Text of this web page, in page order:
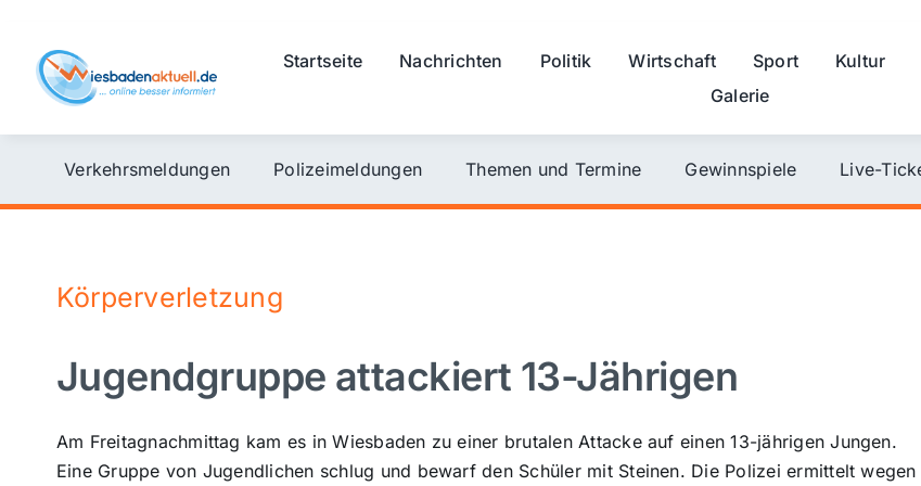
content
Startseite Nachrichten Politik Wirtschaft Sport Kultur
Galerie
Verkehrsmeldungen Polizeimeldungen Themen und Termine Gewinnspiele Live-
Körperverletzung
Jugendgruppe attackiert 13-Jährigen
Am Freitagnachmittag kam es in Wiesbaden zu einer brutalen Attacke auf einen 13-jährigen Jungen.
Eine Gruppe von Jugendlichen schlug und bewarf den Schüler mit Steinen. Die Polizei ermittelt wegen